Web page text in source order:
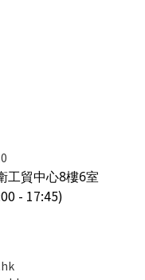
工貿中心8樓6室
- 17:45)